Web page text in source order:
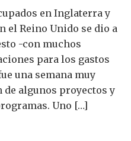
en Inglaterra y
el Reino Unido se dio a
-con muchos
para los gastos
una semana muy
algunos proyectos y
Uno […]